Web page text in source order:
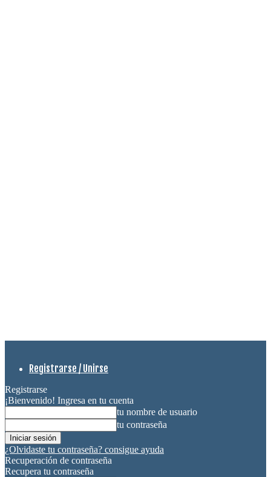
Registrarse / Unirse
Registrarse
¡Bienvenido! Ingresa en tu cuenta
tu nombre de usuario
tu contraseña
¿Olvidaste tu contraseña? consigue ayuda
Recuperación de contraseña
Recupera tu contraseña